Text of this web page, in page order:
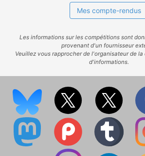
Mes compte-rendus
Les informations sur les compétitions sont
provenant d'un fournisseur
Veuillez vous rapprocher de l'organisateur de
d'informations.